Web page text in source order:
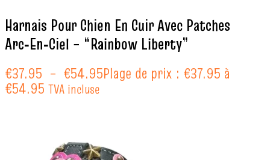
Harnais Pour Chien En Cuir Avec Patches
Arc‑En‑Ciel – “Rainbow Liberty”
€37.95 – €54.95Plage de prix : €37.95 à
€54.95 TVA incluse